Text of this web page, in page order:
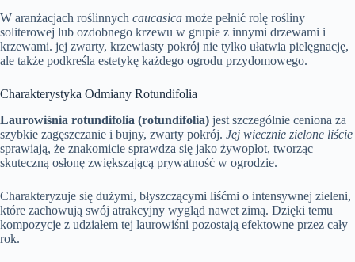
W aranżacjach roślinnych caucasica może pełnić rolę rośliny
soliterowej lub ozdobnego krzewu w grupie z innymi drzewami i
krzewami. jej zwarty, krzewiasty pokrój nie tylko ułatwia pielęgnację,
ale także podkreśla estetykę każdego ogrodu przydomowego.
Charakterystyka Odmiany Rotundifolia
Laurowiśnia rotundifolia (rotundifolia) jest szczególnie ceniona za
szybkie zagęszczanie i bujny, zwarty pokrój. Jej wiecznie zielone liście
sprawiają, że znakomicie sprawdza się jako żywopłot, tworząc
skuteczną osłonę zwiększającą prywatność w ogrodzie.
Charakteryzuje się dużymi, błyszczącymi liśćmi o intensywnej zieleni,
które zachowują swój atrakcyjny wygląd nawet zimą. Dzięki temu
kompozycje z udziałem tej laurowiśni pozostają efektowne przez cały
rok.